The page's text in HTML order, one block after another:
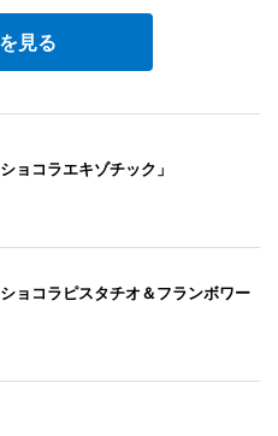
見る
ョコラエキゾチック」
ショコラピスタチオ＆フランボワー